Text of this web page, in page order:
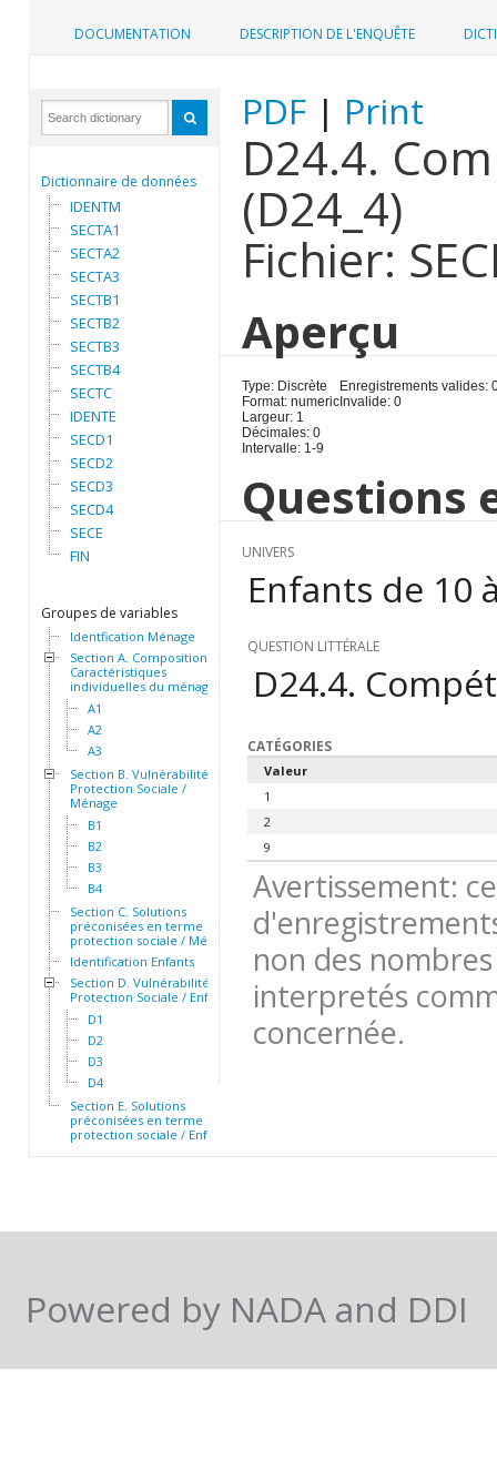
DOCUMENTATION DESCRIPTION DE L'ENQUÊTE
Dictionnaire de données
IDENTM
SECTA1
SECTA2
SECTA3
SECTB1
SECTB2
SECTB3
SECTB4
SECTC
IDENTE
SECD1
SECD2
SECD3
SECD4
SECE
FIN
Groupes de variables
Identfication Ménage
Section A. Composition et
Caractéristiques
individuelles du ménage
A1
A2
A3
Section B. Vulnérabilité et
Protection Sociale /
Ménage
B1
B2
B3
B4
Section C. Solutions
préconisées en terme de
protection sociale / Ménage
Identification Enfants
Section D. Vulnérabilité et
Protection Sociale / Enfants
D1
D2
D3
D4
Section E. Solutions
préconisées en terme de
protection sociale / Enfants
PDF| Print
D24.4.
(D24_4)
Fichier:
Aperçu
Type: Discrète
Format: numeric
Largeur: 1
Décimales: 0
Intervalle: 1-9
Enregistrements valides:
Invalide: 0
Questions
UNIVERS
Enfants de 10
QUESTION LITTÉRALE
D24.4.
CATÉGORIES
Valeur
1
2
9
Avertissement:
non des
interpretés
concernée.
Powered by NADA and DDI